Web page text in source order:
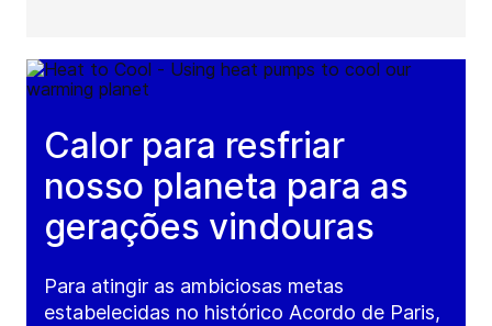
Calor para resfriar
nosso planeta para as
gerações vindouras
Para atingir as ambiciosas metas
estabelecidas no histórico Acordo de Paris,